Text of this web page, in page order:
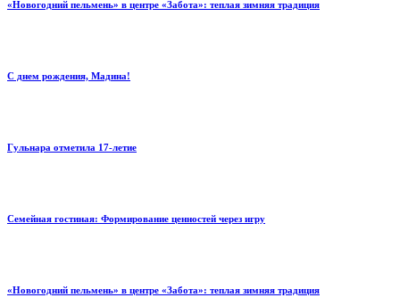
«Новогодний пельмень» в центре «Забота»: теплая зимняя традиция
С днем рождения, Мадина!
Гульнара отметила 17‑летие
Семейная гостиная: Формирование ценностей через игру
«Новогодний пельмень» в центре «Забота»: теплая зимняя традиция